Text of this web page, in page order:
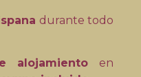
durante todo
alojamiento en